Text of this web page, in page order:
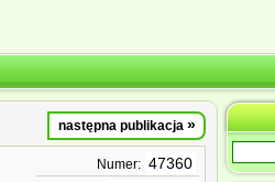
następna publikacja »
Numer: 47360